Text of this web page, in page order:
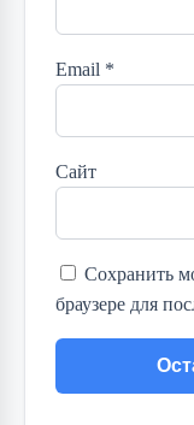
Email *
Сайт
Сохранить
браузере для